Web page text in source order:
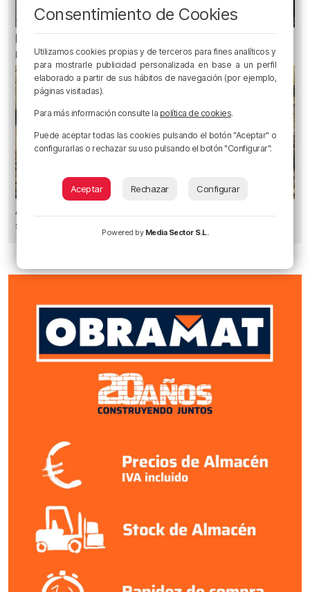
El Gobierno Vasco pide «agotar las vías» para
reunir a los menores de Ceuta con sus familias
Atendidas nueve personas durante el fin de
semana por picaduras de carabela portuguesa
Consentimiento de Cookies
Utilizamos cookies propias y de terceros para fines analíticos y
para mostrarle publicidad personalizada en base a un perfil
elaborado a partir de sus hábitos de navegación (por ejemplo,
páginas visitadas).
Para más información consulte la política de cookies.
Puede aceptar todas las cookies pulsando el botón "Aceptar" o
configurarlas o rechazar su uso pulsando el botón "Configurar".
Aceptar Rechazar Configurar
Powered by Media Sector S.L.